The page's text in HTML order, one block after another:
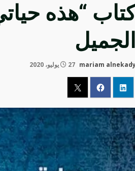
“هذه
الجميل
mariam 27 يوليو، 2020